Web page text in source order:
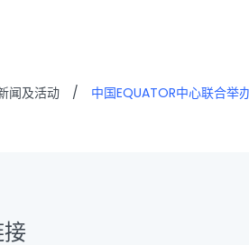
闻及活动 / 中国EQUATOR中心联合举